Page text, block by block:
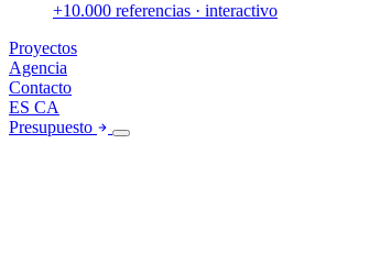
+10.000 referencias · interactivo
Proyectos
Agencia
Contacto
ES CA
Presupuesto